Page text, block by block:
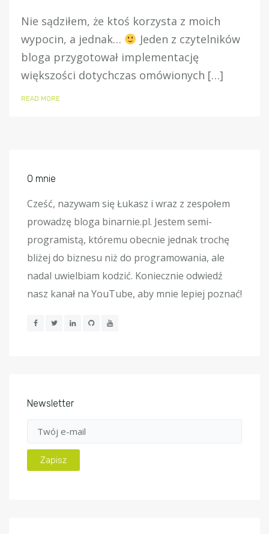
Nie sądziłem, że ktoś korzysta z moich
wypocin, a jednak…
Jeden z czytelników
bloga przygotował implementację
większości dotychczas omówionych […]
READ MORE
O mnie
Cześć, nazywam się Łukasz i wraz z zespołem
prowadzę bloga binarnie.pl. Jestem semi-
programistą, któremu obecnie jednak trochę
bliżej do biznesu niż do programowania, ale
nadal uwielbiam kodzić. Koniecznie odwiedź
nasz kanał na YouTube, aby mnie lepiej poznać!
Newsletter